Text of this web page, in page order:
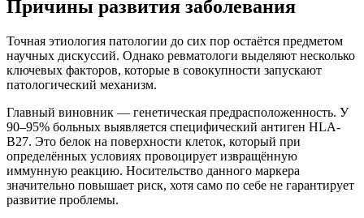
Причины развития заболевания
Точная этиология патологии до сих пор остаётся предметом
научных дискуссий. Однако ревматологи выделяют несколько
ключевых факторов, которые в совокупности запускают
патологический механизм.
Главный виновник — генетическая предрасположенность. У
90–95% больных выявляется специфический антиген HLA-
B27. Это белок на поверхности клеток, который при
определённых условиях провоцирует извращённую
иммунную реакцию. Носительство данного маркера
значительно повышает риск, хотя само по себе не гарантирует
развитие проблемы.